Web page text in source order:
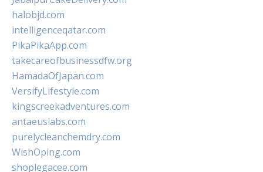
halobjd.com
intelligenceqatar.com
PikaPikaApp.com
takecareofbusinessdfw.org
HamadaOfJapan.com
VersifyLifestyle.com
kingscreekadventures.com
antaeuslabs.com
purelycleanchemdry.com
WishOping.com
shoplegacee.com